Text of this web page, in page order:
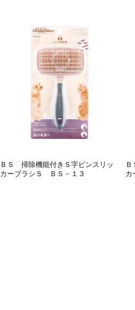
ＢＳ 掃除機能付きＳ字ピンスリッ
カーブラシＳ ＢＳ－１３
カ